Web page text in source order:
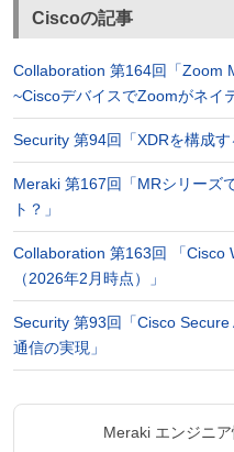
Ciscoの記事
Collaboration 第164回「Zoom
~CiscoデバイスでZoomがネイ
Security 第94回「XDRを構成す
Meraki 第167回「MRシリーズ
ト？」
Collaboration 第163回 「Cisco
（2026年2月時点）」
Security 第93回「Cisco
通信の実現」
Meraki エンジニ